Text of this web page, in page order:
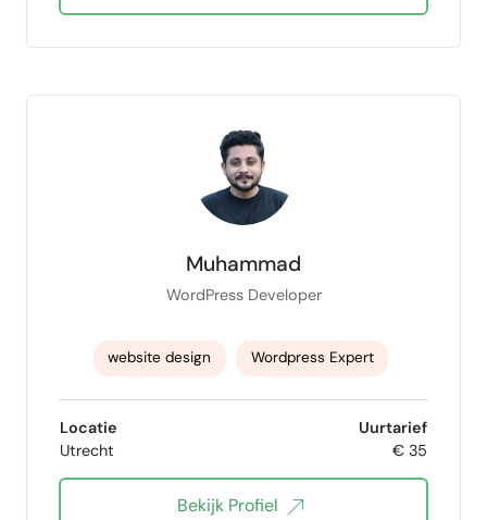
Muhammad
WordPress Developer
website design Wordpress Expert
WordPress pro
Shopify Beheer Website Development
Locatie
Utrecht
Uurtarief
€ 35
Bekijk Profiel